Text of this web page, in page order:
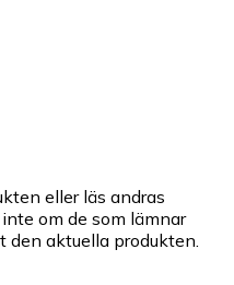
eller läs andras
om de som lämnar
den aktuella produkten.